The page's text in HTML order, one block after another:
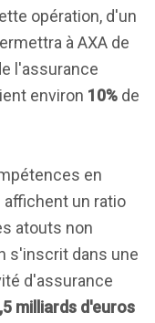
opération, d'un
à AXA de
l'assurance
environ 10% de
en
affichent un ratio
atouts non
s'inscrit dans une
d'assurance
milliards d'euros